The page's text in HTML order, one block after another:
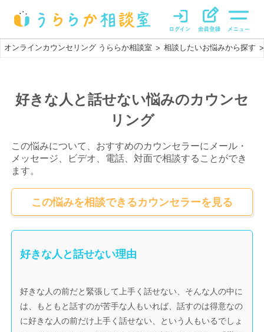
オンラインカウンセリング うららか相談室 > 相談したいお悩みから探す >
好きな人と話せない悩みのカウンセ
リング
この悩みについて、おすすめのカウンセラーにメール・
メッセージ、ビデオ、電話、対面で相談することができ
ます。
この悩みを相談できるカウンセラーを見る
好きな人と話せない理由
好きな人の前だと緊張して上手く話せない、そんな人の中に
は、もともと話すのが苦手な人もいれば、話すのは得意なの
に好きな人の前だけ上手く話せない、という人もいるでしょ